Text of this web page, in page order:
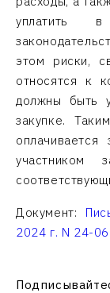
уплатить
этом риски,
относятся к
должны быть
закупке.
участником
Документ:
2024 г. N 24-